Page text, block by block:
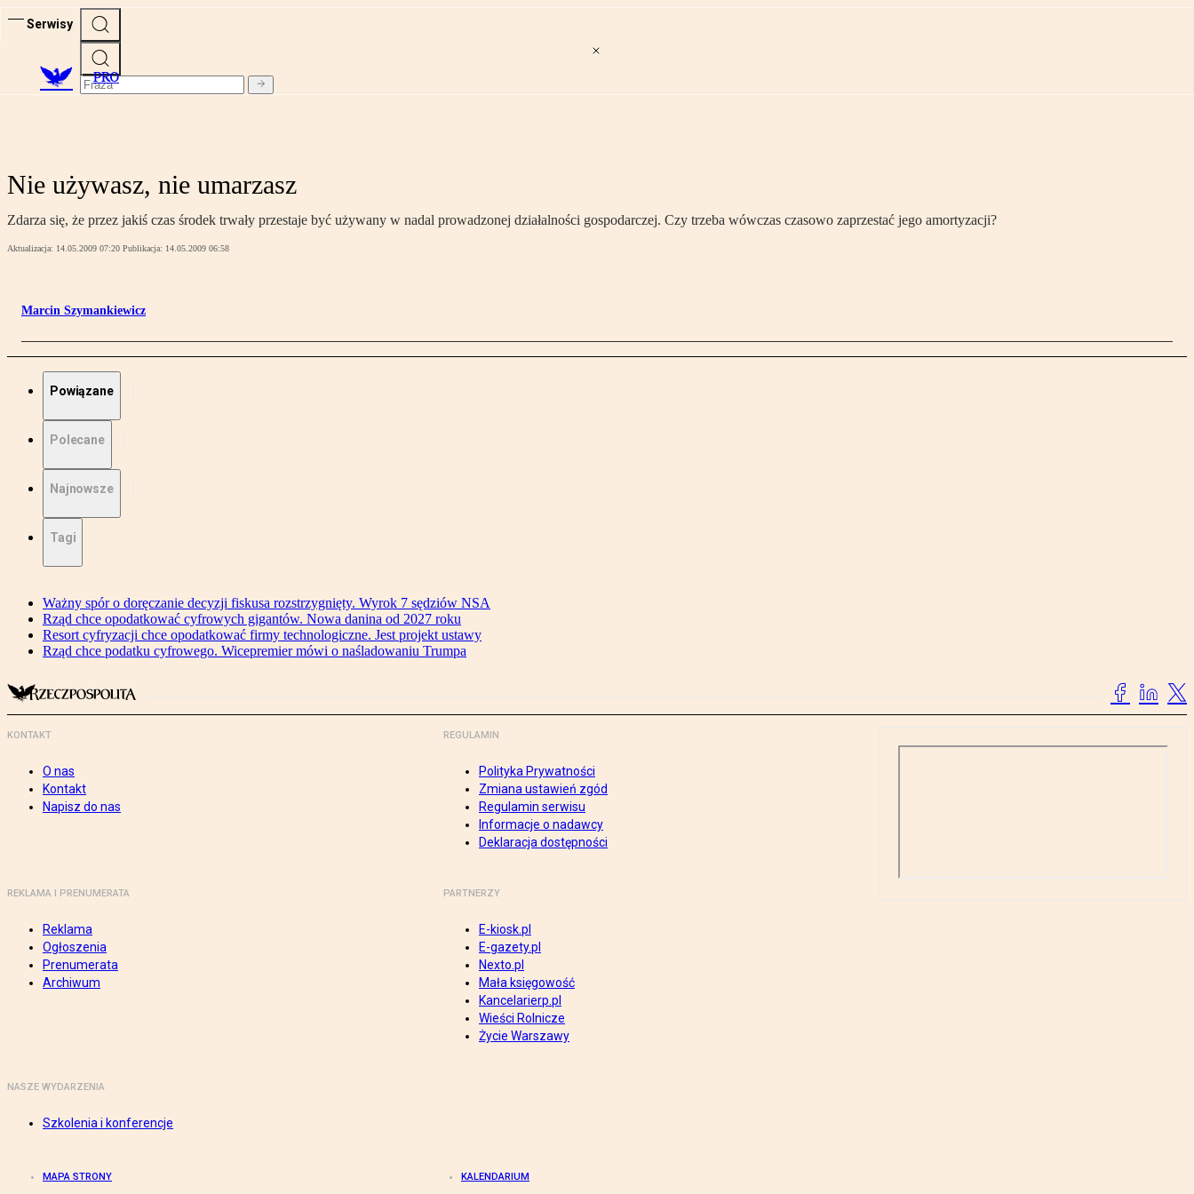
Serwisy
PRO
Nie używasz, nie umarzasz
Zdarza się, że przez jakiś czas środek trwały przestaje być używany w nadal prowadzonej działalności gospodarczej. Czy trzeba wówczas czasowo zaprzestać jego amortyzacji?
Aktualizacja: 14.05.2009 07:20 Publikacja: 14.05.2009 06:58
Marcin Szymankiewicz
Powiązane
Polecane
Najnowsze
Tagi
Ważny spór o doręczanie decyzji fiskusa rozstrzygnięty. Wyrok 7 sędziów NSA
Rząd chce opodatkować cyfrowych gigantów. Nowa danina od 2027 roku
Resort cyfryzacji chce opodatkować firmy technologiczne. Jest projekt ustawy
Rząd chce podatku cyfrowego. Wicepremier mówi o naśladowaniu Trumpa
KONTAKT
O nas
Kontakt
Napisz do nas
REGULAMIN
Polityka Prywatności
Zmiana ustawień zgód
Regulamin serwisu
Informacje o nadawcy
Deklaracja dostępności
REKLAMA I PRENUMERATA
Reklama
Ogłoszenia
Prenumerata
Archiwum
PARTNERZY
E-kiosk.pl
E-gazety.pl
Nexto.pl
Mała księgowość
Kancelarierp.pl
Wieści Rolnicze
Życie Warszawy
NASZE WYDARZENIA
Szkolenia i konferencje
MAPA STRONY KALENDARIUM